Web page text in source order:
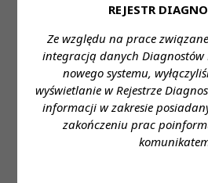
REJESTR
Ze względu na prace
integracją danych
nowego systemu,
wyświetlanie w Rejestrze
informacji w zakresie
zakończeniu prac
uprawnienia
wykonywania zawodu
Proponowane
ustawowe wynagrodzenie
Forma zatrudnienia:umowa
Wymiar czasu pracy:do